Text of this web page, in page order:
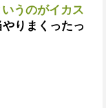
うのがイカス
りまくったっ